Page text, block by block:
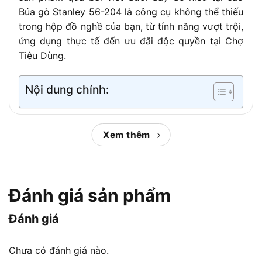
Búa gò Stanley 56-204 là công cụ không thể thiếu
trong hộp đồ nghề của bạn, từ tính năng vượt trội,
ứng dụng thực tế đến ưu đãi độc quyền tại Chợ
Tiêu Dùng.
Nội dung chính:
Búa gò Stanley 56-204 – Công cụ
hoàn hảo cho tạo hình kim loại
đầu? Sản phẩm nổi bật với đầu búa thép rèn hợp
kim cao cấp, trọng lượng 1.8kg, thiết kế lục giác
với một mặt phẳng và một mặt tròn, đảm bảo lực
nhiên dài 33cm, gia công nhẵn mịn, mang lại cảm
Xem thêm
Đánh giá sản phẩm
Đánh giá
Chưa có đánh giá nào.